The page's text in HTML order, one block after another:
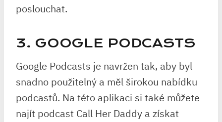
poslouchat.
3. GOOGLE PODCASTS
Google Podcasts je navržen tak, aby byl
snadno použitelný a měl širokou nabídku
podcastů. Na této aplikaci si také můžete
najít podcast Call Her Daddy a získat